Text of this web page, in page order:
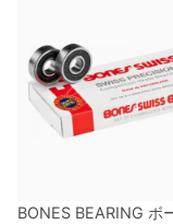
BONES BEARING ボ